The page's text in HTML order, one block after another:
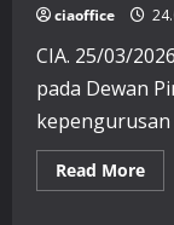
ciaoffice
CIA. 25/03/
pada Dewan
kepengurusan
Read MoreRead